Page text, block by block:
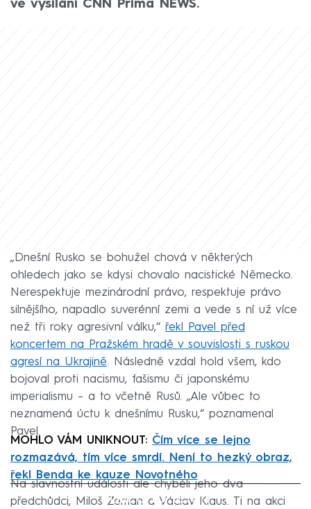
ve vysílání CNN Prima NEWS.
„Dnešní Rusko se bohužel chová v některých
ohledech jako se kdysi chovalo nacistické Německo.
Nerespektuje mezinárodní právo, respektuje právo
silnějšího, napadlo suverénní zemi a vede s ní už více
než tři roky agresivní válku,“ řekl Pavel před
koncertem na Pražském hradě v souvislosti s ruskou
agresí na Ukrajině. Následně vzdal hold všem, kdo
bojoval proti nacismu, fašismu či japonskému
imperialismu – a to včetně Rusů. „Ale vůbec to
neznamená úctu k dnešnímu Rusku,“ poznamenal
Pavel.
MOHLO VÁM UNIKNOUT: Čím více se lejno
rozmazává, tím více smrdí. Není to hezký obraz,
řekl Benda ke kauze Novotného
Failed to fetch
Na slavnostní události ale chyběli jeho dva
předchůdci, Miloš Zeman a Václav Klaus. Ti na akci